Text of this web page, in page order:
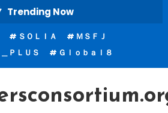
Trending Now
ＳＯＬＩＡ
ＭＳＦＪ
ＰＬＵＳ
Ｇｌｏｂａｌ８